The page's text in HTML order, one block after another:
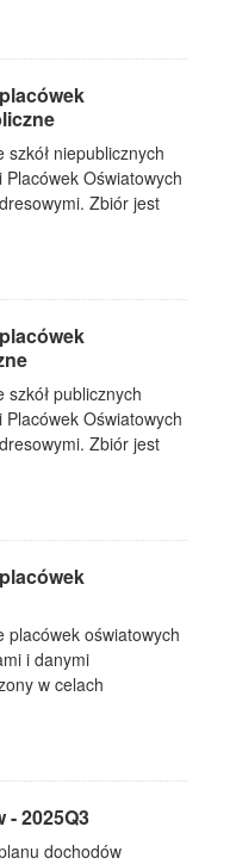
niepublicznych
Placówek Oświatowych
Zbiór jest
publicznych
Placówek Oświatowych
Zbiór jest
oświatowych
i danymi
w celach
2025Q3
dochodów